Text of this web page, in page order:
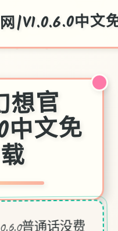
|V1.0.6.0中文
想官
中文免
普通话没费